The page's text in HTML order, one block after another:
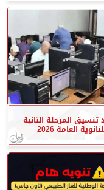
المرحلة الثانية
العامة 2026